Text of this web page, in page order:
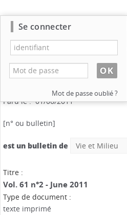
Catalogue de
du
Nouvelle recherche
Vie et Milieu.Vol. 61 n°2
Mention de date : June 2011
Paru le : 01/06/2011
[n° ou bulletin]
est un bulletin de Vie et Milieu
Titre :
Vol. 61 n°2 - June 2011
Type de document :
texte imprimé
Se connecter
Mot de passe oublié ?